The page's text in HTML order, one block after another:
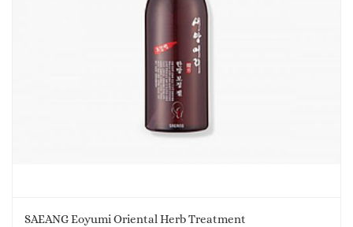
SAEANG Eoyumi Oriental Herb Treatment